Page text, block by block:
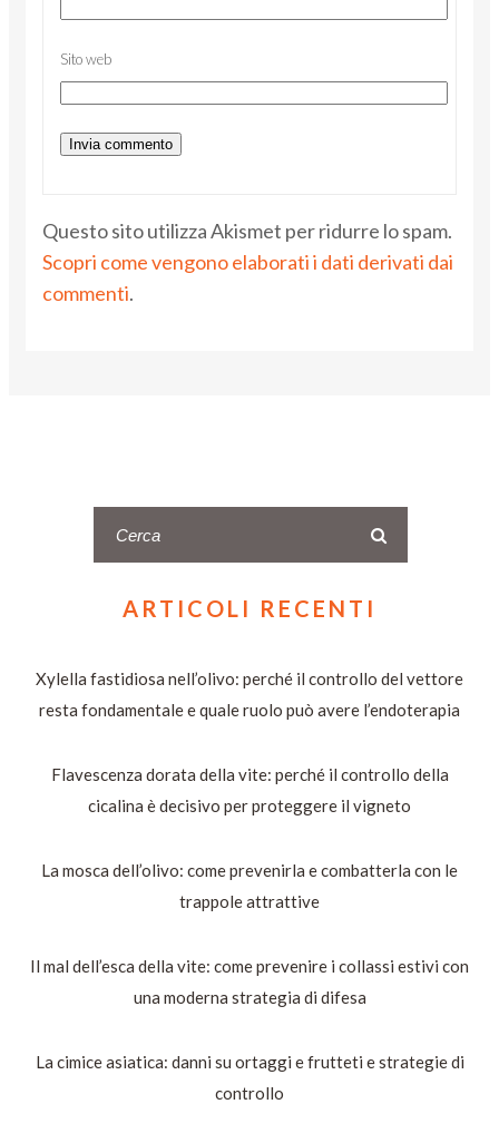
Sito web
Questo sito utilizza Akismet per ridurre lo spam.
Scopri come vengono elaborati i dati derivati dai
commenti.
ARTICOLI RECENTI
Xylella fastidiosa nell’olivo: perché il controllo del vettore
resta fondamentale e quale ruolo può avere l’endoterapia
Flavescenza dorata della vite: perché il controllo della
cicalina è decisivo per proteggere il vigneto
La mosca dell’olivo: come prevenirla e combatterla con le
trappole attrattive
Il mal dell’esca della vite: come prevenire i collassi estivi con
una moderna strategia di difesa
La cimice asiatica: danni su ortaggi e frutteti e strategie di
controllo